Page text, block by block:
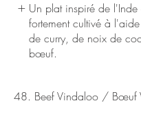
Un plat inspiré de l'Inde
fortement cultivé à
de curry, de noix de
bœuf.
48. Beef Vindaloo / Bœuf